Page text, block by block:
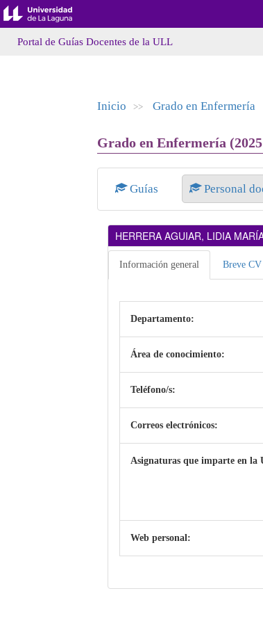
Portal de Guías Docentes de la ULL
Inicio >> Grado en Enfermería
Grado en Enfermería
Guías Personal
HERRERA AGUIAR, LIDIA
Información general Breve CV
Departamento:
Área de conocimiento:
Teléfono/s:
Correos electrónicos:
Asignaturas que imparte en la
Web personal: